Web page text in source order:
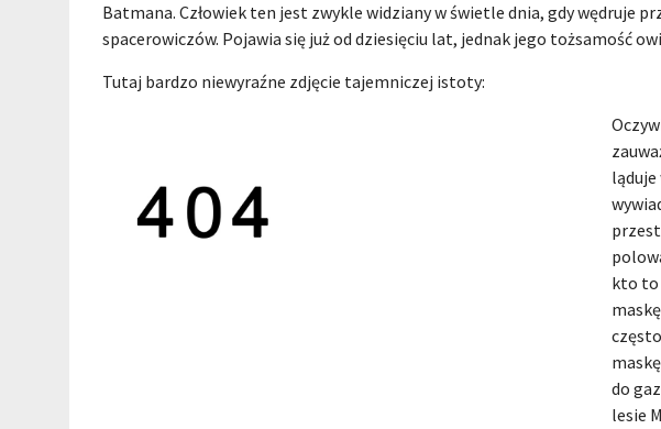
Batmana. Człowiek ten jest zwykle widziany w świetle dnia, gdy wędruje
spacerowiczów. Pojawia się już od dziesięciu lat, jednak jego tożsamość
Tutaj bardzo niewyraźne zdjęcie tajemniczej istoty:
ląduje
kto to
do
lesie